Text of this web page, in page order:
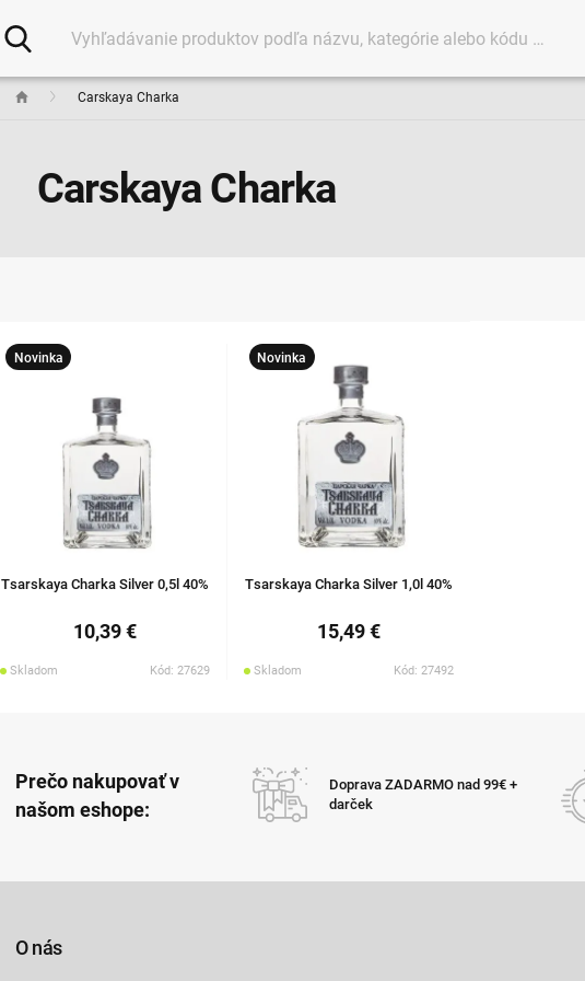
Carskaya Charka
Carskaya Charka
Novinka
Tsarskaya Charka Silver 0,5l 40%
10,39 €
Skladom Kód: 27629
Novinka
Tsarskaya Charka Silver 1,0l 40%
15,49 €
Skladom Kód: 27492
Prečo nakupovať v
našom eshope:
Doprava ZADARMO nad 99€ +
darček
O nás